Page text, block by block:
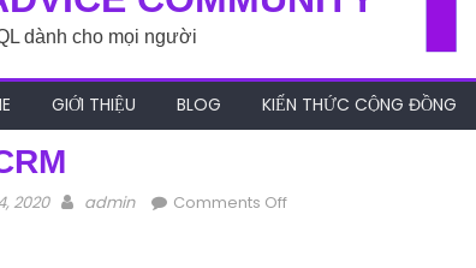
dành cho mọi người
GIỚI THIỆU BLOG KIẾN THỨC CỘNG ĐỒNG
2020 Author
admin Comments Off